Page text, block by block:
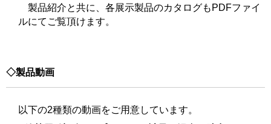
製品紹介と共に、各展示製品のカタログもPDFファイ
ルにてご覧頂けます。
◇製品動画
以下の2種類の動画をご用意しています。